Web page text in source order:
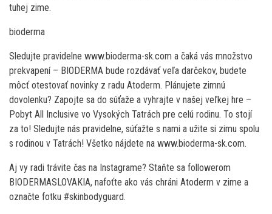
tuhej zime.
bioderma
Sledujte pravidelne www.bioderma-sk.com a čaká vás množstvo
prekvapení – BIODERMA bude rozdávať veľa darčekov, budete
môcť otestovať novinky z radu Atoderm. Plánujete zimnú
dovolenku? Zapojte sa do súťaže a vyhrajte v našej veľkej hre –
Pobyt All Inclusive vo Vysokých Tatrách pre celú rodinu. To stojí
za to! Sledujte nás pravidelne, súťažte s nami a užite si zimu spolu
s rodinou v Tatrách! Všetko nájdete na www.bioderma-sk.com.
Aj vy radi trávite čas na Instagrame? Staňte sa followerom
BIODERMASLOVAKIA, nafoťte ako vás chráni Atoderm v zime a
označte fotku #skinbodyguard.